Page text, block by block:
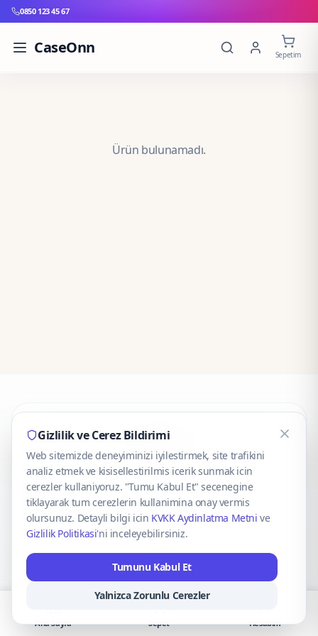
0850 123 45 67
CaseOnn Sepetim
Ürün bulunamadı.
CaseOnn
© 2025 CaseOnn. Tüm hakları saklıdır.
VISA Mastercard
Gizlilik ve Cerez Bildirimi
Web sitemizde deneyiminizi iyilestirmek, site trafikini
analiz etmek ve kisisellestirilmis icerik sunmak icin
cerezler kullaniyoruz. "Tumu Kabul Et" secenegine
tiklayarak tum cerezlerin kullanimina onay vermis
olursunuz. Detayli bilgi icin KVKK Aydinlatma Metni ve
Gizlilik Politikasi'ni inceleyebilirsiniz.
Tumunu Kabul Et
Yalnizca Zorunlu Cerezler
Ana Sayfa Sepet Hesabım